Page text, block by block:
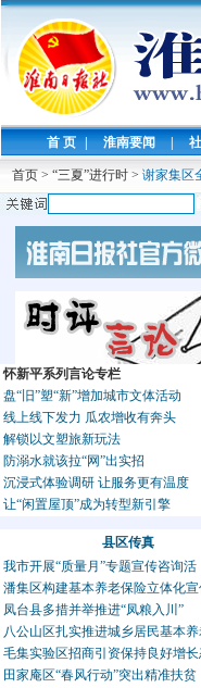
首 页 | 淮南要闻 |
首页 > “三夏”进行时 > 谢家集区
怀新平系列言论专栏
盘“旧”塑“新”增加城市文体活动
线上线下发力 瓜农增收有奔头
解锁以文塑旅新玩法
防溺水就该拉“网”出实招
沉浸式体验调研 让服务更有温度
让“闲置屋顶”成为转型新引擎
县区传真
我市开展“质量月”专题宣传咨询活
潘集区构建基本养老保险立体化
凤台县多措并举推进“凤粮入川”
八公山区扎实推进城乡居民基本
毛集实验区招商引资保持良好增
田家庵区“春风行动”突出精准扶贫